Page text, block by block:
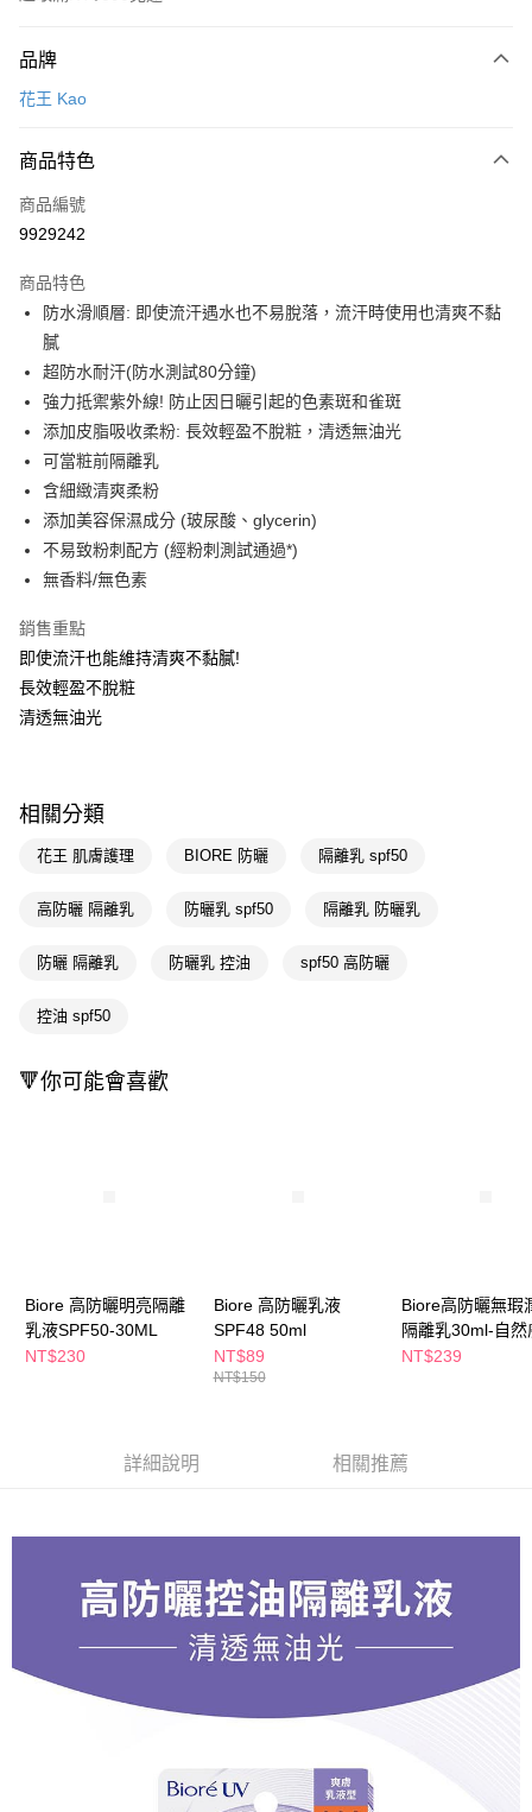
POYA支付
超商取貨付款
LINE Pay
街口支付
悠遊付
Google Pay
AFTEE先享後付
相關說明
【關於「AFTEE先享後付」】
AFTEE先享後付是「在收到商品之後才付款」的支付方式。 讓您購物簡單
便利好安心！
１．簡單：不需註冊會員、不需綁卡、不需儲值。
３．安心：先確認商品／服務後，再付款。
【「AFTEE先享後付」結帳流程】
１．於結帳方式選擇「AFTEE先享後付」後，將跳轉至「AFTEE先享後付」
２．訂單成立數日內，您將收到繳費通知簡訊。
３．收到繳費通知簡訊後14天內，點擊此簡訊中的連結，可透過四大超商／
後付繳納相關費用。
※ 交易是否成功請以「AFTEE先享後付 」之結帳頁面顯示為準，若有關於
是否繳費成功／繳費後需取消欲退款等相關疑問，請聯繫「AFTEE先享後付
客戶支援中心」https://netprotections.freshdesk.com/support/home
【注意事項】
易，需依本服務之必要範圍內提供個人資料，並將交易相關給付款項請求債
權轉讓予恩沛科技股份有限公司。
https://aftee.tw/terms/#terms3
任。
即享券
運送方式
每筆NT$65，滿NT$390(含以上)免運費
付款後全家取貨
付款後萊爾富取貨
每筆NT$65，滿NT$490(含以上)免運費
7-11取貨付款
付款後7-11取貨
每筆NT$65，滿NT$490(含以上)免運費
每筆NT$100，滿NT$790(含以上)免運費
品牌
花王 Kao
商品特色
商品編號
9929242
商品特色
防水滑順層: 即使流汗遇水也不易脫落，流汗時使用也清爽不黏
膩
超防水耐汗(防水測試80分鐘)
強力抵禦紫外線! 防止因日曬引起的色素斑和雀斑
添加皮脂吸收柔粉: 長效輕盈不脫粧，清透無油光
可當粧前隔離乳
含細緻清爽柔粉
添加美容保濕成分 (玻尿酸、glycerin)
不易致粉刺配方 (經粉刺測試通過*)
無香料/無色素
銷售重點
即使流汗也能維持清爽不黏膩!
長效輕盈不脫粧
清透無油光
相關分類
花王 肌膚護理 BIORE 防曬 隔離乳 spf50
高防曬 隔離乳 防曬乳 spf50 隔離乳 防曬乳
防曬 隔離乳 防曬乳 控油 spf50 高防曬
控油 spf50
🔻你可能會喜歡
Biore 高防曬明亮隔離
乳液SPF50-30ML
NT$230
Biore 高防曬乳液
SPF48 50ml
NT$89
NT$150
Biore高防曬無瑕
隔離乳30ml-自然
NT$239
詳細說明 相關推薦